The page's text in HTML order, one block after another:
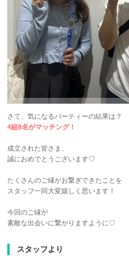
さて、気になるパーティーの結果は？
4組8名がマッチング！
成立された皆さま、
誠におめでとうございます♡
たくさんのご縁がお繋ぎできたことを
スタッフ一同大変嬉しく思います！
今回のご縁が
素敵な出会いに繋がりますように♡
スタッフより